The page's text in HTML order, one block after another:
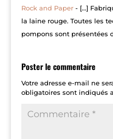
Rock and Paper- […]
la laine rouge. Toutes les
pompons sont présentées
Poster le commentaire
Votre adresse e-mail ne
obligatoires sont indiqués